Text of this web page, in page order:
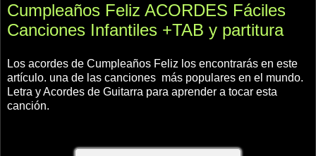
Cumpleaños Feliz ACORDES Fáciles
Canciones Infantiles +TAB y partitura
Los acordes de Cumpleaños Feliz los encontrarás en este
artículo. una de las canciones más populares en el mundo.
Letra y Acordes de Guitarra para aprender a tocar esta
canción.